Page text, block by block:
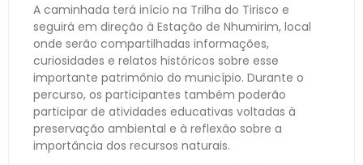
A caminhada terá início na Trilha do Tirisco e
seguirá em direção à Estação de Nhumirim, local
onde serão compartilhadas informações,
curiosidades e relatos históricos sobre esse
importante patrimônio do município. Durante o
percurso, os participantes também poderão
participar de atividades educativas voltadas à
preservação ambiental e à reflexão sobre a
importância dos recursos naturais.